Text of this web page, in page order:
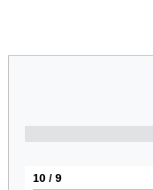
9
/ 10